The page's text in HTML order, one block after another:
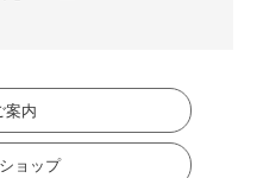
案内
ョップ